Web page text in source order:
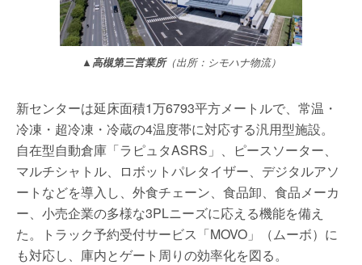
▲高槻第三営業所（出所：シモハナ物流）
新センターは延床面積1万6793平方メートルで、常温・
冷凍・超冷凍・冷蔵の4温度帯に対応する汎用型施設。
自在型自動倉庫「ラピュタASRS」、ピースソーター、
マルチシャトル、ロボットパレタイザー、デジタルアソ
ートなどを導入し、外食チェーン、食品卸、食品メーカ
ー、小売企業の多様な3PLニーズに応える機能を備え
た。トラック予約受付サービス「MOVO」（ムーボ）に
も対応し、庫内とゲート周りの効率化を図る。